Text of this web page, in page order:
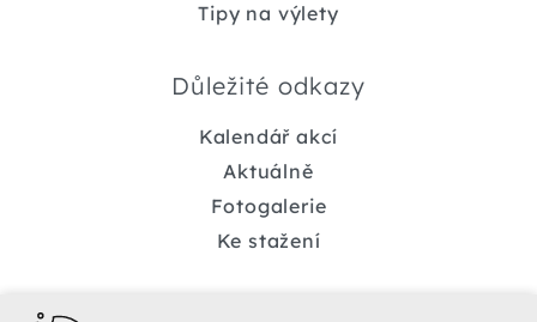
Tipy na výlety
Důležité odkazy
Kalendář akcí
Aktuálně
Fotogalerie
Ke stažení